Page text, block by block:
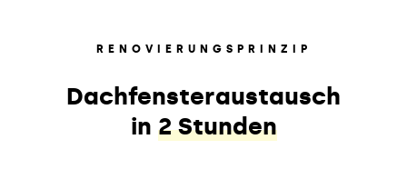
RENOVIERUNGSPRINZIP
Dachfensteraustausch
in 2 Stunden